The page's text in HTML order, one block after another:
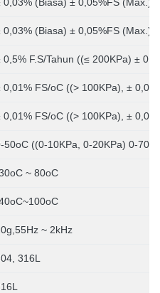
0,03% (Biasa) ± 0,05%FS (Max.)
0,5% F.S/Tahun ((≤ 200KPa) ±
0,01% FS/oC ((> 100KPa), ±
0,01% FS/oC ((> 100KPa), ±
50oC ((0-10KPa, 0-20KPa) 0-
~ 80oC
~ 2kHz
316L